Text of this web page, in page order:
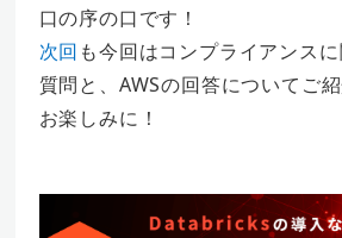
口の序の口です！
次回 も今回はコンプライアンス
質問と、AWSの回答についてご
お楽しみに！